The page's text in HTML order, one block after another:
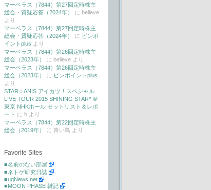
マーベラス（7844）第27回定時株主
総会・質疑応答（2024年）
に believe
より
マーベラス（7844）第27回定時株主
総会・質疑応答（2024年）
に ピンポ
イントplus より
マーベラス（7844）第26回定時株主
総会（2023年）
に believe より
マーベラス（7844）第26回定時株主
総会（2023年）
に ピンポイントplus
より
STAR☆ANIS アイカツ！スペシャル
LIVE TOUR 2015 SHINING STAR* ＠
東京 NHKホール セットリスト＆レポ
ート に b より
マーベラス（7844）第22回定時株主
総会（2019年）
に 青い鳥 より
Favorite Sites
■名前のない部屋
■ネトゲ研究日誌
■ugNews.net
■MOON PHASE 雑記